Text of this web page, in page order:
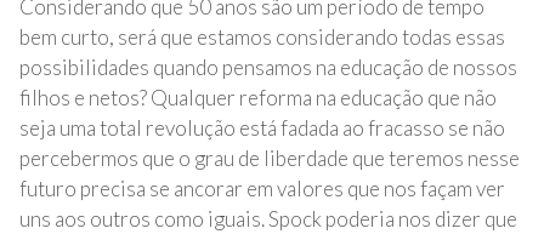
Considerando que 50 anos são um período de tempo
bem curto, será que estamos considerando todas essas
possibilidades quando pensamos na educação de nossos
filhos e netos? Qualquer reforma na educação que não
seja uma total revolução está fadada ao fracasso se não
percebermos que o grau de liberdade que teremos nesse
futuro precisa se ancorar em valores que nos façam ver
uns aos outros como iguais. Spock poderia nos dizer que